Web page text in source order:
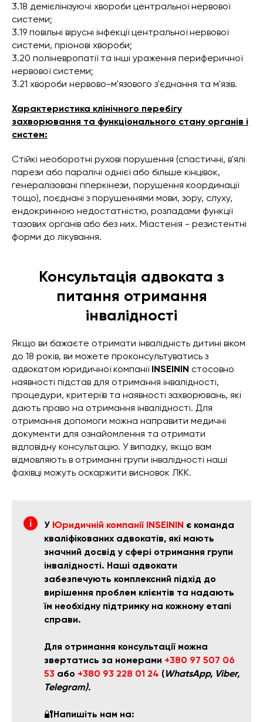
3.18 демієлінізуючі хвороби центральної нервової
системи;
3.19 повільні вірусні інфекції центральної нервової
системи, пріонові хвороби;
3.20 поліневропатії та інші ураження периферичної
нервової системи;
3.21 хвороби нервово-м'язового з'єднання та м'язів.
Характеристика клінічного перебігу
захворювання та функціонального стану органів і
систем:
Стійкі необоротні рухові порушення (спастичні, в'ялі
парези або паралічі однієї або більше кінцівок,
генералізовані гіперкінези, порушення координації
тощо), поєднані з порушеннями мови, зору, слуху,
ендокринною недостатністю, розладами функції
тазових органів або без них. Міастенія - резистентні
форми до лікування.
Консультація адвоката з
питання отримання
інвалідності
Якщо ви бажаєте отримати інвалідність дитині віком
до 18 років, ви можете проконсультуватись з
адвокатом юридичної компанії INSEININ стосовно
наявності підстав для отримання інвалідності,
процедури, критеріїв та наявності захворювань, які
дають право на отримання інвалідності. Для
отримання допомоги можна направити медичні
документи для ознайомлення та отримати
відповідну консультацію. У випадку, якщо вам
відмовляють в отриманні групи інвалідності наші
фахівці можуть оскаржити висновок ЛКК.
У Юридичній компанії INSEININ є команда
кваліфікованих адвокатів, які мають
значний досвід у сфері отримання групи
інвалідності. Наші адвокати
забезпечують комплексний підхід до
вирішення проблем клієнтів та надають
їм необхідну підтримку на кожному етапі
справи.
Для отримання консультації можна
звертатись за номерами +380 97 507 06
53 або +380 93 228 01 24 (WhatsApp, Viber,
Telegram).
🔐Напишіть нам на: